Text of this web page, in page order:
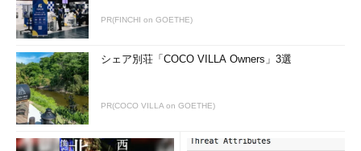
クックパッド 星北斗氏
PR(FINCHI on GOETHE)
シェア別荘「COCO VILLA Owners」3選
PR(COCO VILLA on GOETHE)